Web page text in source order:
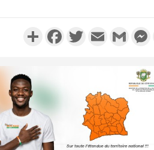
PartagerFacebookTwitterEmail Gmail
SOCIÉTÉ
Côte d'Ivoire : Fin du
des 100 000 tonnes de
le SYNARFA-CI co...